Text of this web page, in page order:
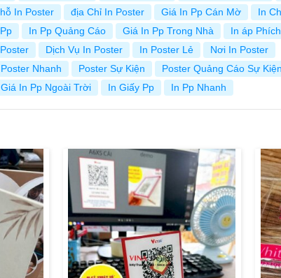
In Poster địa Chỉ In Poster Giá In Pp Cán Mờ
In
In Pp Quảng Cáo Giá In Pp Trong Nhà
In áp Phích
Dịch Vụ In Poster In Poster Lẻ
Nơi In Poster
Nhanh Poster Sự Kiện
Poster Quảng Cáo Sự Kiện
Giá In Pp Ngoài Trời In Giấy Pp In Pp Nhanh